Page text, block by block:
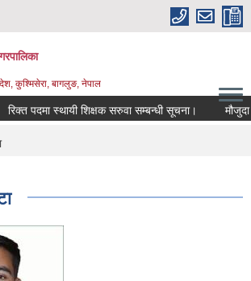
कुश्मिसेरा, बागलुङ, नेपाल
पदमा स्थायी शिक्षक सरुवा सम्बन्धी सूचना। मौजुदा